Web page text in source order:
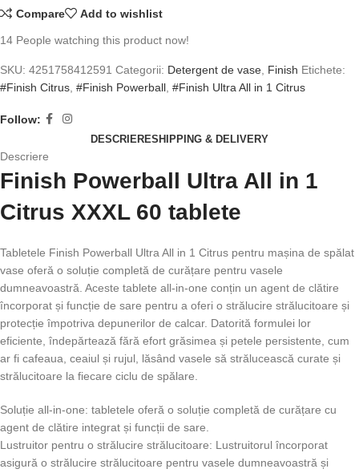
Compare Add to wishlist
14 People watching this product now!
SKU: 4251758412591 Categorii: Detergent de vase, Finish Etichete:
#Finish Citrus, #Finish Powerball, #Finish Ultra All in 1 Citrus
Follow:
DESCRIERESHIPPING & DELIVERY
Descriere
Finish Powerball Ultra All in 1
Citrus XXXL 60 tablete
Tabletele Finish Powerball Ultra All in 1 Citrus pentru mașina de spălat
vase oferă o soluție completă de curățare pentru vasele
dumneavoastră. Aceste tablete all-in-one conțin un agent de clătire
încorporat și funcție de sare pentru a oferi o strălucire strălucitoare și
protecție împotriva depunerilor de calcar. Datorită formulei lor
eficiente, îndepărtează fără efort grăsimea și petele persistente, cum
ar fi cafeaua, ceaiul și rujul, lăsând vasele să strălucească curate și
strălucitoare la fiecare ciclu de spălare.
Soluție all-in-one: tabletele oferă o soluție completă de curățare cu
agent de clătire integrat și funcții de sare.
Lustruitor pentru o strălucire strălucitoare: Lustruitorul încorporat
asigură o strălucire strălucitoare pentru vasele dumneavoastră și